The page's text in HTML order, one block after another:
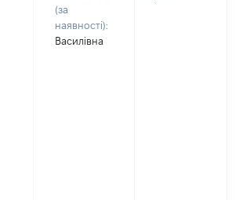
(за
наявності):
Василівна